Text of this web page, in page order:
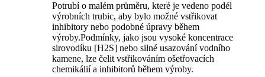
Potrubí o malém průměru, které je vedeno podél
výrobních trubic, aby bylo možné vstřikovat
inhibitory nebo podobné úpravy během
výroby.Podmínky, jako jsou vysoké koncentrace
sirovodíku [H2S] nebo silné usazování vodního
kamene, lze čelit vstřikováním ošetřovacích
chemikálií a inhibitorů během výroby.